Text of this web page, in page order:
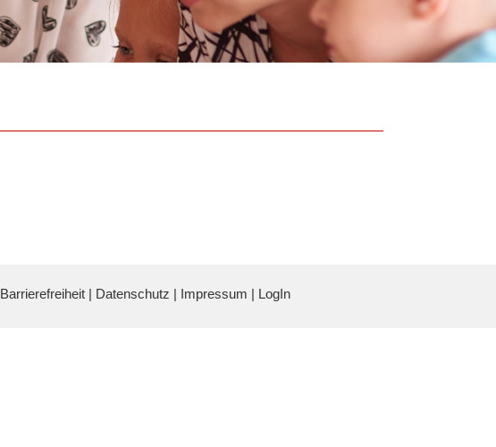
Barrierefreiheit| Datenschutz | Impressum | LogIn